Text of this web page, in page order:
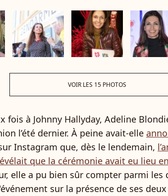
VOIR LES 15 PHOTOS
fois à Johnny Hallyday, Adeline
l’été dernier. À peine avait-elle
Instagram que, dès le lendemain,
que la cérémonie avait eu lieu
elle a pu bien sûr compter parmi les
sur la présence de ses